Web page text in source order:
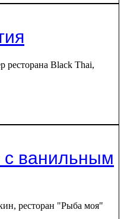
ресторана Black Thai,
с ванильным
ресторан "Рыба моя"